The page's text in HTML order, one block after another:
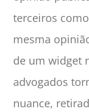
terceiros
mesma
de um widget
advogados
nuance,